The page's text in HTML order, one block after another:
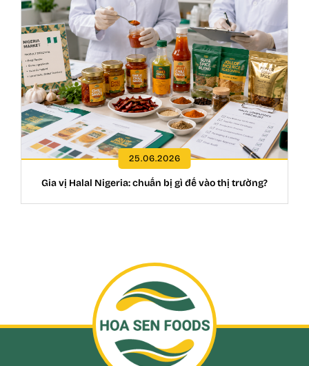
25.06.2026
Gia vị Halal Nigeria: chuẩn bị gì để vào thị trường?